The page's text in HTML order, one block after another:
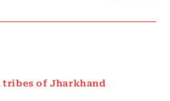
tribes of Jharkhand